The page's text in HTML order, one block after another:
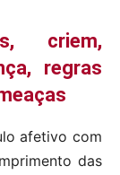
criem,
regras
afetivo com
das